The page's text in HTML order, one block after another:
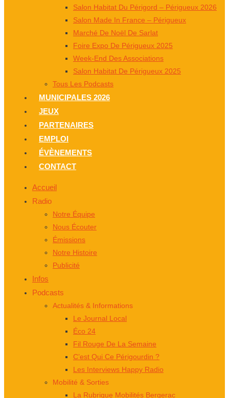
Salon Habitat Du Périgord – Périgueux 2026
Salon Made In France – Périgueux
Marché De Noël De Sarlat
Foire Expo De Périgueux 2025
Week-End Des Associations
Salon Habitat De Périgueux 2025
Tous Les Podcasts
MUNICIPALES 2026
JEUX
PARTENAIRES
EMPLOI
ÉVÈNEMENTS
CONTACT
Accueil
Radio
Notre Équipe
Nous Écouter
Émissions
Notre Histoire
Publicité
Infos
Podcasts
Actualités & Informations
Le Journal Local
Éco 24
Fil Rouge De La Semaine
C’est Qui Ce Périgourdin ?
Les Interviews Happy Radio
Mobilité & Sorties
La Rubrique Mobilités Bergerac